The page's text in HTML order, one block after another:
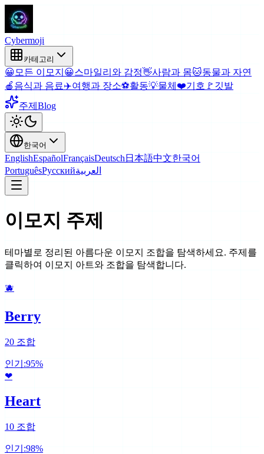
Cybermoji
카테고리
😀 모든 이모지 😀스마일리와 감정👋사람과 몸🐱동물과 자연
🍎 음식과 음료✈️여행과 장소⚽활동💡물체 ❤️기호 🚩 깃발
주제 Blog
한국어
EnglishEspañolFrançaisDeutsch 日本語中文한국어
PortuguêsРусскийالعربية
이모지 주제
테마별로 정리된 아름다운 이모지 조합을 탐색하세요. 주제를
클릭하여 이모지 아트와 조합을 탐색합니다.
🫐
Berry
20 조합
인기:95%
❤
Heart
10 조합
인기:98%